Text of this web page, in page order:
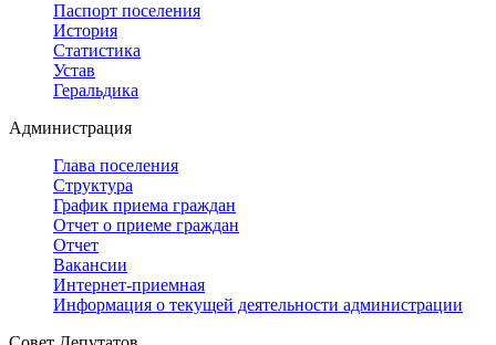
Паспорт поселения
История
Статистика
Устав
Геральдика
Администрация
Глава поселения
Структура
График приема граждан
Отчет о приеме граждан
Отчет
Вакансии
Интернет-приемная
Информация о текущей деятельности администрации